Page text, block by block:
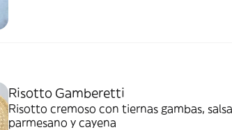
Risotto Gamberetti
Risotto cremoso con tiernas gambas, salsa Pomodoro, queso
parmesano y cayena